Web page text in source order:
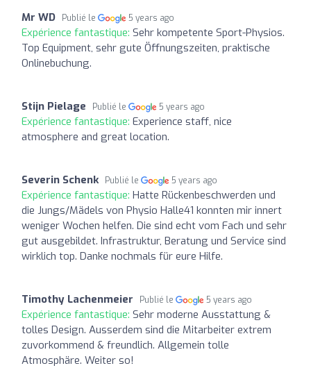
Mr WD Publié le 5 years ago
Expérience fantastique: Sehr kompetente Sport-Physios.
Top Equipment, sehr gute Öffnungszeiten, praktische
Onlinebuchung.
Stijn Pielage Publié le 5 years ago
Expérience fantastique: Experience staff, nice
atmosphere and great location.
Severin Schenk Publié le 5 years ago
Expérience fantastique: Hatte Rückenbeschwerden und
die Jungs/Mädels von Physio Halle41 konnten mir innert
weniger Wochen helfen. Die sind echt vom Fach und sehr
gut ausgebildet. Infrastruktur, Beratung und Service sind
wirklich top. Danke nochmals für eure Hilfe.
Timothy Lachenmeier Publié le 5 years ago
Expérience fantastique: Sehr moderne Ausstattung &
tolles Design. Ausserdem sind die Mitarbeiter extrem
zuvorkommend & freundlich. Allgemein tolle
Atmosphäre. Weiter so!